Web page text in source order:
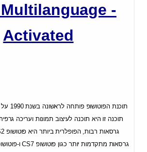
-
Activated
תוכנת הפוטושופ פותחה לראשונה בשנת 1990 על ידי חברת "
תוכנה זו היא תוכנה לעיצוב תמונות ועריכה